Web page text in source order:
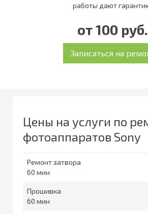
работы дают
от 100 руб.
Цены на услуги по
фотоаппаратов Sony
Ремонт затвора
60
Прошивка
60